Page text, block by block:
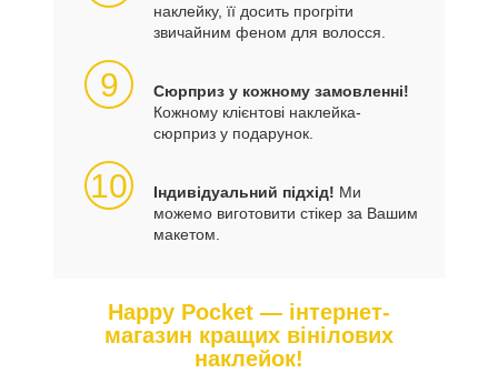
наклейку, її досить прогріти
звичайним феном для волосся.
9
Сюрприз у кожному замовленні!
Кожному клієнтові наклейка-
сюрприз у подарунок.
10 Індивідуальний підхід! Ми
можемо виготовити стікер за Вашим
макетом.
Happy Pocket — інтернет-
магазин кращих вінілових
наклейок!